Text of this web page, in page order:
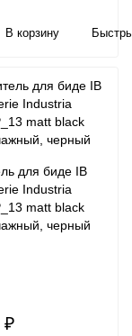
В корзину
для биде IB
Industria
matt black
черный
₽